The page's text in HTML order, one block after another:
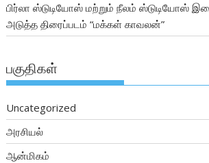
பிர்லா ஸ்டுடியோஸ் மற்றும் நீலம் ஸ்டுடியோஸ்
அடுத்த திரைப்படம் “மக்கள் காவலன்”
பகுதிகள்
Uncategorized
அரசியல்
ஆன்மிகம்